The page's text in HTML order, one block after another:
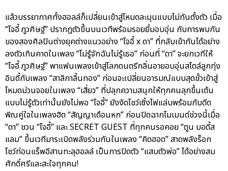
แล้วบรรยากาศทั้งฮอลล์ก็เปลี่ยนเข้าสู่โหมดละมุนแบบไม่ทันตั้งตัว เมื่อ
“โจอี้ ภูวศิษฐ์” ปรากฏตัวขึ้นบนเวทีพร้อมรอยยิ้มอบอุ่น กับการพบกัน
ของสองศิลปินต่างยุคต่างแนวอย่าง “โจอี้ x ดา” ที่กลับเข้ากันได้อย่าง
ลงตัวเกินคาดในเพลง “ไม่รู้จักฉันไม่รู้เธอ” ก่อนที่ “ดา” จะยกเวทีให้
“โจอี้ ภูวศิษฐ์” พาแฟนเพลงเข้าสู่โลกดนตรีกลิ่นอายอบอุ่นสไตล์ลูกทุ่ง
อินดี้กับเพลง “สาลิกาลิ้นทอง” ก่อนจะเปลี่ยนอารมณ์แบบสุดขั้วเข้าสู่
โหมดม่วนจอยในเพลง “เสี่ยว” ที่ปลุกความสนุกให้ทุกคนลุกขึ้นเต้น
แบบไม่รู้ตัวเท่านั้นยังไม่พอ “โจอี้” ยังงัดโชว์เซิ้งไฟแล่บพร้อมกับดีด
พิณคู่ใจในเพลงฮิต “สัญญาเดือนหก” ก่อนปิดฉากโมเมนต์ช่วงนี้เมื่อ
“ดา” ชวน “โจอี้” และ SECRET GUEST ที่ทุกคนรอคอย “ตูน บอดี้ส
แลม” ขึ้นเวทีมาระเบิดพลังร่วมกันในเพลง “คิดฮอด” สาดพลังร็อก
โชว์ท่อนแร็พอีสานทะลุฮอลล์ เป็นการปิดตัว “แสบตัวพ่อ” ได้อย่างสม
ศักดิ์ศรีและสะใจทุกคน!